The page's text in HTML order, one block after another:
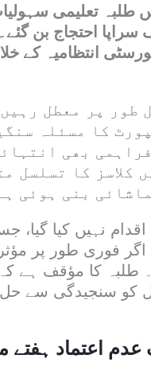
طلبہ تعلیمی
احتجاج بن
انتظامیہ کے
طور پر معطل
کا مسئلہ
بھی
کلاسز کا تسلسل
بنی ہوئی
نہیں کیا
فوری طور پر مؤثر
طلبہ کا مؤقف ہے
کو سنجیدگی سے
اعتماد ہفتے